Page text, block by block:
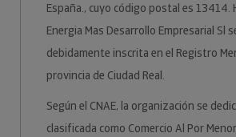
España., cuyo código postal es 13414.
Energia Mas Desarrollo Empresarial Sl
debidamente inscrita en el Registro
provincia de Ciudad Real.
Según el CNAE, la organización se
clasificada como Comercio Al Por